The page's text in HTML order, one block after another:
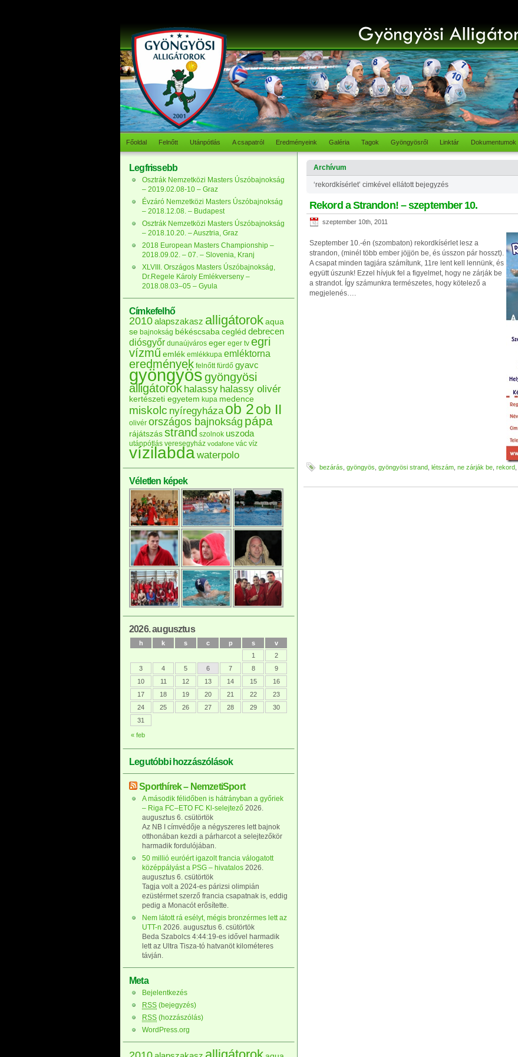
Főoldal Felnőtt Utánpótlás A csapatról Eredményeink Galéria Tagok Gyöngyösről Linktár Dokumentumok
Archívum
‘rekordkísérlet’ cimkével ellátott bejegyzés
Rekord a Strandon! – szeptember 10.
szeptember 10th, 2011
Szeptember 10.-én (szombaton) rekordkísérlet lesz a
strandon, (minél több ember jöjjön be, és ússzon pár hosszt).
A csapat minden tagjára számítunk, 11re lent kell lennünk, és
együtt úszunk! Ezzel hívjuk fel a figyelmet, hogy ne zárják be
a strandot. Így számunkra természetes, hogy kötelező a
megjelenés….
bezárás gyöngyös gyöngyösi strand létszám ne zárják be rekord
Legfrissebb
Osztrák Nemzetközi Masters Úszóbajnokság
– 2019.02.08-10 – Graz
Évzáró Nemzetközi Masters Úszóbajnokság
– 2018.12.08. – Budapest
Osztrák Nemzetközi Masters Úszóbajnokság
– 2018.10.20. – Ausztria, Graz
2018 European Masters Championship –
2018.09.02. – 07. – Slovenia, Kranj
XLVIII. Országos Masters Úszóbajnokság,
Dr.Regele Károly Emlékverseny –
2018.08.03–05 – Gyula
Címkefelhő
2010alapszakasz alligátorokaqua
se bajnokság békéscsaba cegléd debrecen
diósgyőr dunaújváros eger eger tv egri
vízműemlék emlékkupa emléktorna
eredmények felnőtt fürdő gyavc
gyöngyösgyöngyösi
alligátorok halassy halassy olivér
kertészeti egyetem kupa medence
miskolc nyíregyháza ob 2ob II
olivér országos bajnokság pápa
rájátszás strand szolnok uszoda
utánpótlás veresegyház vodafone vác víz
vízilabdawaterpolo
Véletlen képek
2026. augusztus
h k s c p s v
« feb
1
2
3
4 5 6 7 8
9
10
11 12 13 14 15
16
17
18 19 20 21 22
23
24
25 26 27 28 29
30
31
Legutóbbi hozzászólások
Sporthírek – NemzetiSport
A második félidőben is hátrányban a győriek
– Riga FC–ETO FC Kl-selejtező 2026.
augusztus 6. csütörtök
Az NB I címvédője a négyszeres lett bajnok
otthonában kezdi a párharcot a selejtezőkör
harmadik fordulójában.
50 millió euróért igazolt francia válogatott
középpályást a PSG – hivatalos 2026.
augusztus 6. csütörtök
Tagja volt a 2024-es párizsi olimpián
ezüstérmet szerző francia csapatnak is, eddig
pedig a Monacót erősítette.
Nem látott rá esélyt, mégis bronzérmes lett az
UTT-n 2026. augusztus 6. csütörtök
Beda Szabolcs 4:44:19-es idővel harmadik
lett az Ultra Tisza-tó hatvanöt kilométeres
távján.
Meta
Bejelentkezés
RSS (bejegyzés)
RSS (hozzászólás)
WordPress.org